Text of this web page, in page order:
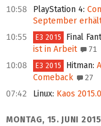
10:58 PlayStation 4:
September
10:55 E3 2015 Final
ist in Arbeit
71
10:08 E3 2015 Hitman:
Comeback
27
07:42 Linux: Kaos
MONTAG, 15. JUNI 2015